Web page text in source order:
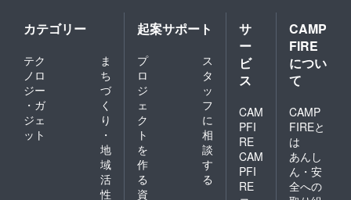
致しま
す。
（記載
が無け
れば、
基本的
で出荷
させて
頂きま
す。）
※お詫び
農園か
ら直送
615692
85/?
ref=sha
PICKLE
Sプロ
ジェク
トの最
新情報
や活動
プロセ
Facebo
okグ
ループ
で発信
中です
ので、
ぜひご
カテゴリー
テク
ノロ
ジー
・ガ
ジェ
ット
ま
ち
づ
く
り
・
地
域
活
性
起案サポート
プ
ロ
ジ
ェ
ク
ト
を
作
る
ス
タ
ッ
フ
に
相
談
す
る
資
サ
ー
ビ
ス
CAM
PFI
RE
CAM
PFI
RE
CAMP
FIRE
につい
て
CAMP
FIREと
は
あんし
ん・安
全への